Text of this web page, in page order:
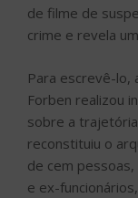
de filme de
crime e revela
Para escrevê-lo,
Forben realizou
sobre a
reconstituiu o
de cem pessoas,
e ex-